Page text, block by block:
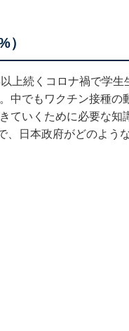
）
上続くコロナ禍で学生
でもワクチン接種の
ていくために必要な
日本政府がどのよう